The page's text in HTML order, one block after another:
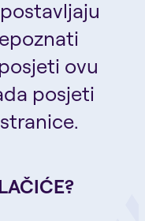
ovu
posjeti